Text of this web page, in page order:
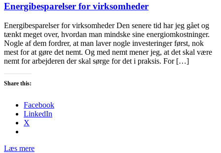
Energibesparelser for virksomheder
Energibesparelser for virksomheder Den senere tid har jeg gået og
tænkt meget over, hvordan man mindske sine energiomkostninger.
Nogle af dem fordrer, at man laver nogle investeringer først, nok
mest for at gøre det nemt. Og med nemt mener jeg, at det skal være
nemt for arbejderen der skal sørge for det i praksis. For […]
Share this:
Facebook
LinkedIn
X
Læs mere